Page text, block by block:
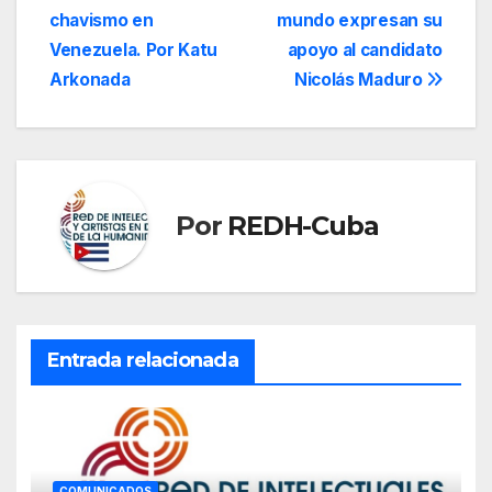
de
entradas
mundo expresan su
apoyo al candidato
Nicolás Maduro
chavismo en
Venezuela. Por Katu
Arkonada
Por REDH-Cuba
Entrada relacionada